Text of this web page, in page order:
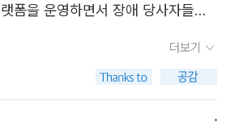
-본문 111~112쪽 중에
폼을 운영하면서 장애 당사자들의
유명한 연두님을 시작으로 뇌성마
다. 이런 계기로 구르님에 대한 관
더보기